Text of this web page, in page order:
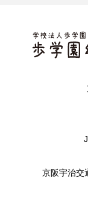
京阪宇治交